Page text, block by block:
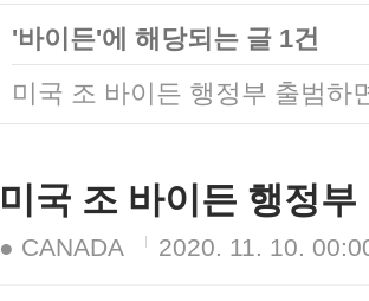
'바이든'에 해당되는 글 1건
미국 조 바이든 행정부 출범하
미국 조 바이든 행정
● CANADA 2020. 11. 10.